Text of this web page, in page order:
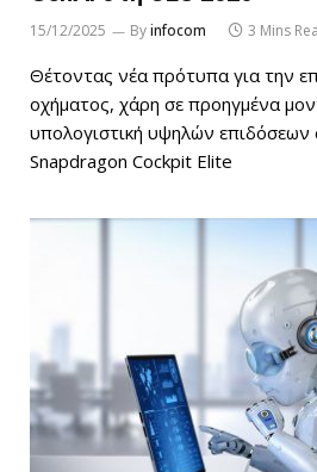
15/12/2025 Byinfocom 3 Mins
Θέτοντας νέα πρότυπα για την
οχήματος, χάρη σε προηγμένα
υπολογιστική υψηλών
Snapdragon Cockpit Elite